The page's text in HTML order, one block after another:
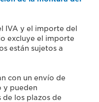
IVA y el importe del
excluye el importe
están sujetos a
con un envío de
y pueden
de los plazos de